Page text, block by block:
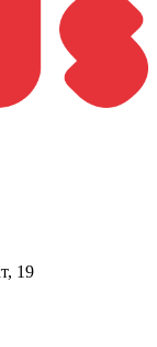
19